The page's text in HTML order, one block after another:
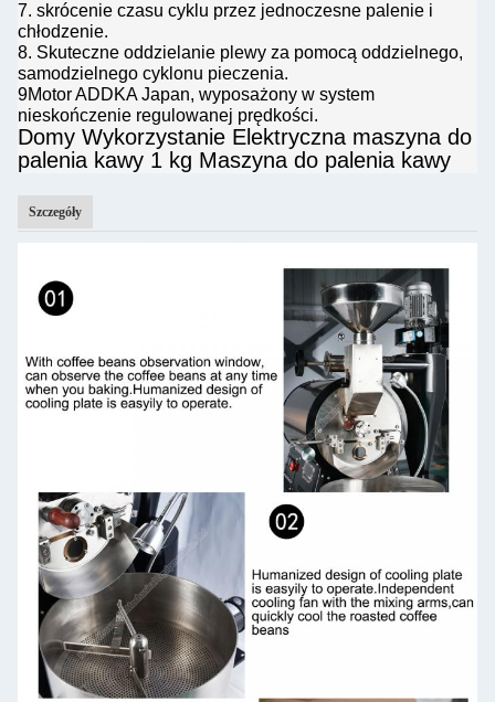
7. skrócenie czasu cyklu przez jednoczesne palenie i
chłodzenie.
8. Skuteczne oddzielanie plewy za pomocą oddzielnego,
samodzielnego cyklonu pieczenia.
9Motor ADDKA Japan, wyposażony w system
nieskończenie regulowanej prędkości.
Domy Wykorzystanie Elektryczna maszyna do
palenia kawy 1 kg Maszyna do palenia kawy
Szczegóły